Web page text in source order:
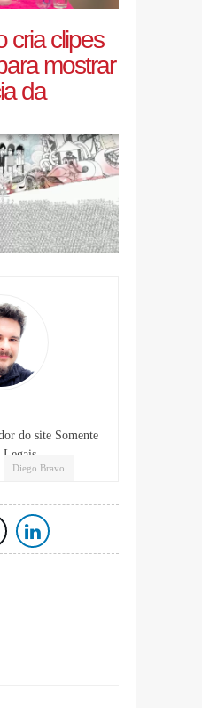
cria clipes
mostrar
da
Diego Bravo
do site Somente
Legais.